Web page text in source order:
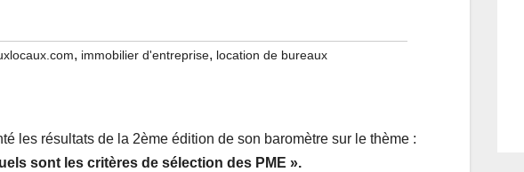
, immobilier d'entreprise, location de bureaux
les résultats de la 2ème édition de son baromètre sur le thème :
sont les critères de sélection des PME ».